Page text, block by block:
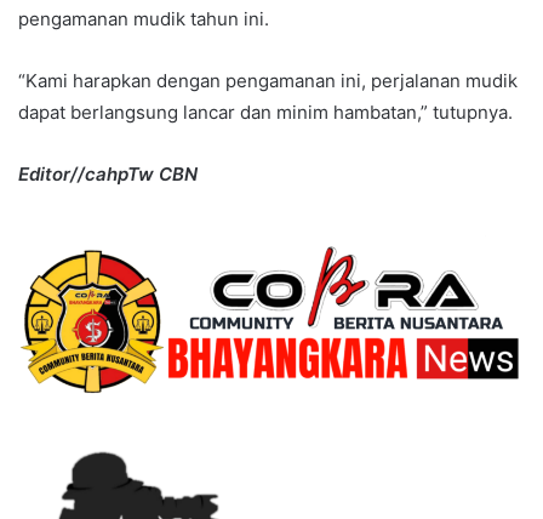
pengamanan mudik tahun ini.
“Kami harapkan dengan pengamanan ini, perjalanan mudik
dapat berlangsung lancar dan minim hambatan,” tutupnya.
Editor//cahpTw CBN